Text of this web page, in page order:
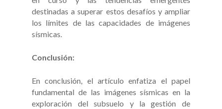
destinadas a superar estos desafíos y ampliar
los límites de las capacidades de imágenes
sísmicas.
Conclusión:
En conclusión, el artículo enfatiza el papel
fundamental de las imágenes sísmicas en la
exploración del subsuelo y la gestión de